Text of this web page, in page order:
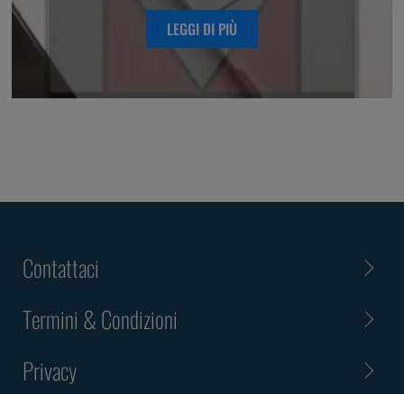
LEGGI DI PIÙ
Contattaci
Termini & Condizioni
Privacy